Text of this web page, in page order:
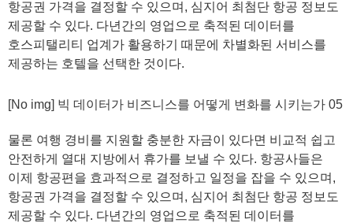
항공권 가격을 결정할 수 있으며, 심지어 최첨단 항공 정보도
제공할 수 있다. 다년간의 영업으로 축적된 데이터를
호스피탤리티 업계가 활용하기 때문에 차별화된 서비스를
제공하는 호텔을 선택한 것이다.
[No img] 빅 데이터가 비즈니스를 어떻게 변화를 시키는가 05
물론 여행 경비를 지원할 충분한 자금이 있다면 비교적 쉽고
안전하게 열대 지방에서 휴가를 보낼 수 있다. 항공사들은
이제 항공편을 효과적으로 결정하고 일정을 잡을 수 있으며,
항공권 가격을 결정할 수 있으며, 심지어 최첨단 항공 정보도
제공할 수 있다. 다년간의 영업으로 축적된 데이터를